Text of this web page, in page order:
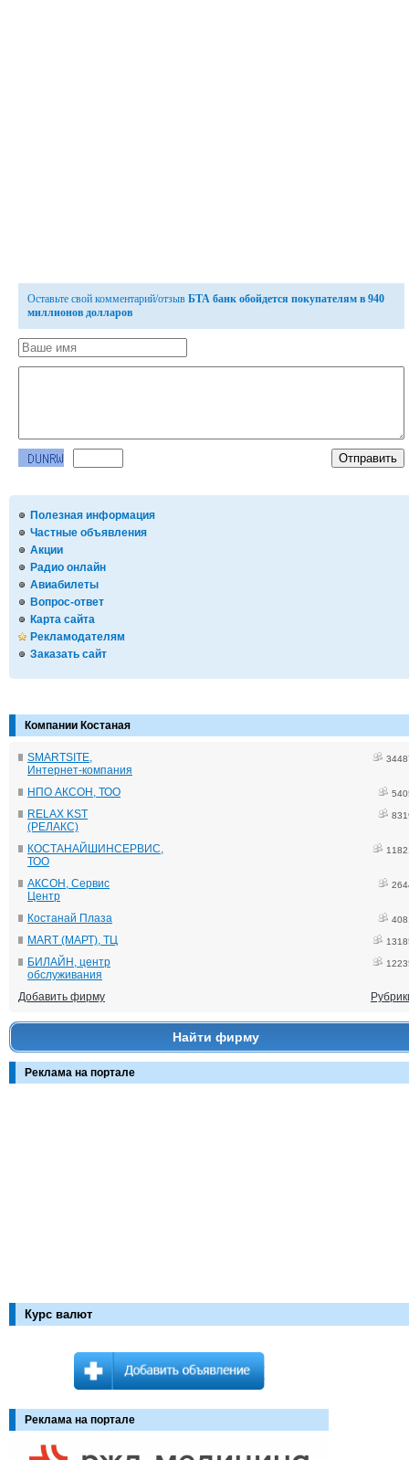
Полезная информация
Частные объявления
Акции
Радио онлайн
Авиабилеты
Вопрос-ответ
Карта сайта
Рекламодателям
Заказать сайт
Компании Костаная
SMARTSITE,
Интернет-компания
НПО АКСОН, ТОО
RELAX KST
(РЕЛАКС)
КОСТАНАЙШИНСЕРВИС,
ТОО
АКСОН, Сервис
Центр
Костанай Плаза
MART (МАРТ), ТЦ
БИЛАЙН, центр
обслуживания
Добавить фирму
Найти фирму
Реклама на портале
Курс валют
Оставьте свой комментарий/отзыв БТА банк обойдется покупателям в 940
миллионов долларов
Реклама на портале